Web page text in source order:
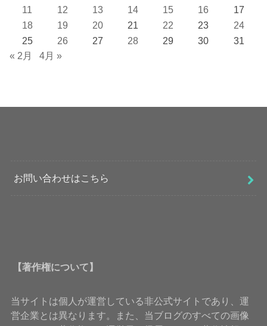
11
12 13 14 15 16
17
18
19 20 21 22 23
24
25
26 27 28 29 30
31
« 2月
4月 »
お問い合わせはこちら
【著作権について】
当サイトは個人が運営している非公式サイトであり、運
営企業とは異なります。また、当ブログのすべての画像